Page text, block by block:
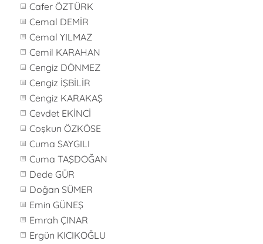
Cafer ÖZTÜRK
Cemal DEMİR
Cemal YILMAZ
Cemil KARAHAN
Cengiz DÖNMEZ
Cengiz İŞBİLİR
Cengiz KARAKAŞ
Cevdet EKİNCİ
Coşkun ÖZKÖSE
Cuma SAYGILI
Cuma TAŞDOĞAN
Dede GÜR
Doğan SÜMER
Emin GÜNEŞ
Emrah ÇINAR
Ergün KICIKOĞLU